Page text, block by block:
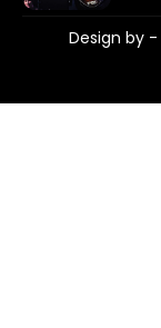
Design by -